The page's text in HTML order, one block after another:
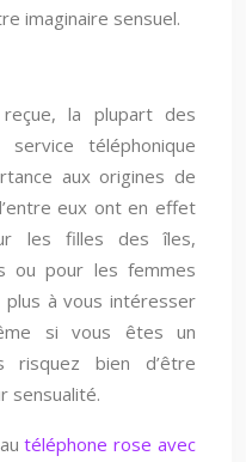
imaginaire sensuel.
la plupart des
téléphonique
aux origines de
eux ont en effet
les filles des îles,
ou pour les femmes
plus à vous intéresser
si vous êtes un
risquez bien d’être
sensualité.
téléphone rose avec